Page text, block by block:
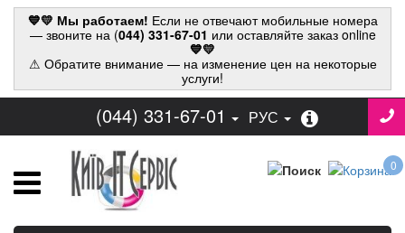
💙💛 Мы работаем! Если не отвечают мобильные номера
— звоните на (044) 331-67-01 или оставляйте заказ online
💙💛
⚠ Обратите внимание — на изменение цен на некоторые
услуги!
(044) 331-67-01 РУС
0